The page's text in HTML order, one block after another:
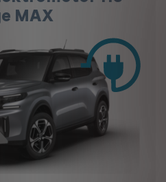
MAX